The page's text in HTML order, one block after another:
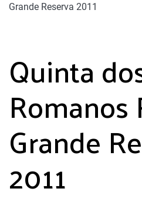
Grande Reserva 2011
Quinta
Grande
2011